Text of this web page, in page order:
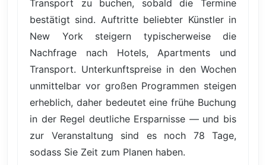
Transport zu buchen, sobald die Termine
bestätigt sind. Auftritte beliebter Künstler in
New York steigern typischerweise die
Nachfrage nach Hotels, Apartments und
Transport. Unterkunftspreise in den Wochen
unmittelbar vor großen Programmen steigen
erheblich, daher bedeutet eine frühe Buchung
in der Regel deutliche Ersparnisse — und bis
zur Veranstaltung sind es noch 78 Tage,
sodass Sie Zeit zum Planen haben.